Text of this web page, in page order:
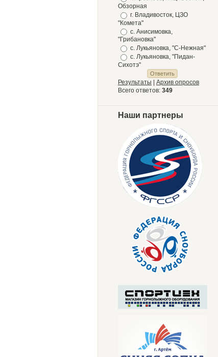
Обзорная
г. Владивосток, ЦЗО
"Комета"
с. Анисимовка,
"Грибановка"
с. Лукьяновка, "С-Нежная"
с. Лукьяновка, "Пидан-
Сихотэ"
Результаты
Архив опросов
Всего ответов: 349
Наши партнеры